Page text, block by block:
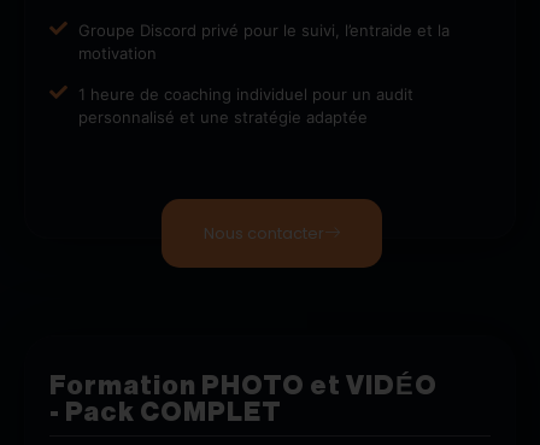
Groupe Discord privé pour le suivi, l’entraide et la
motivation
1 heure de coaching individuel pour un audit
personnalisé et une stratégie adaptée
Nous contacter
Formation PHOTO et VIDÉO
- Pack COMPLET